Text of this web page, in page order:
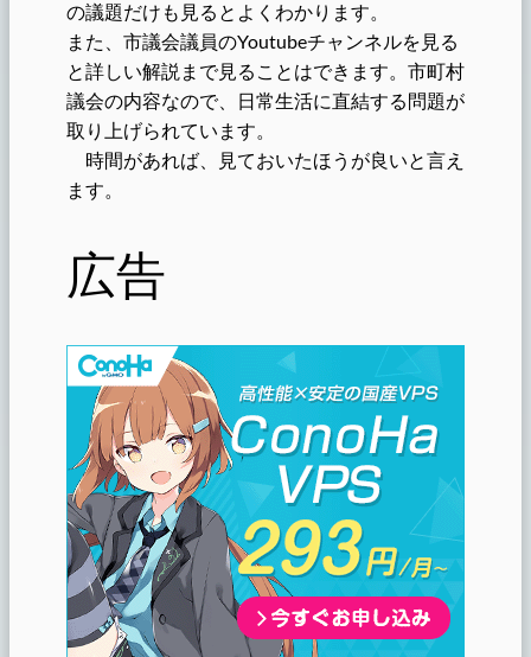
の議題だけも見るとよくわかります。
また、市議会議員のYoutubeチャンネルを見る
と詳しい解説まで見ることはできます。市町村
議会の内容なので、日常生活に直結する問題が
取り上げられています。
時間があれば、見ておいたほうが良いと言え
ます。
広告